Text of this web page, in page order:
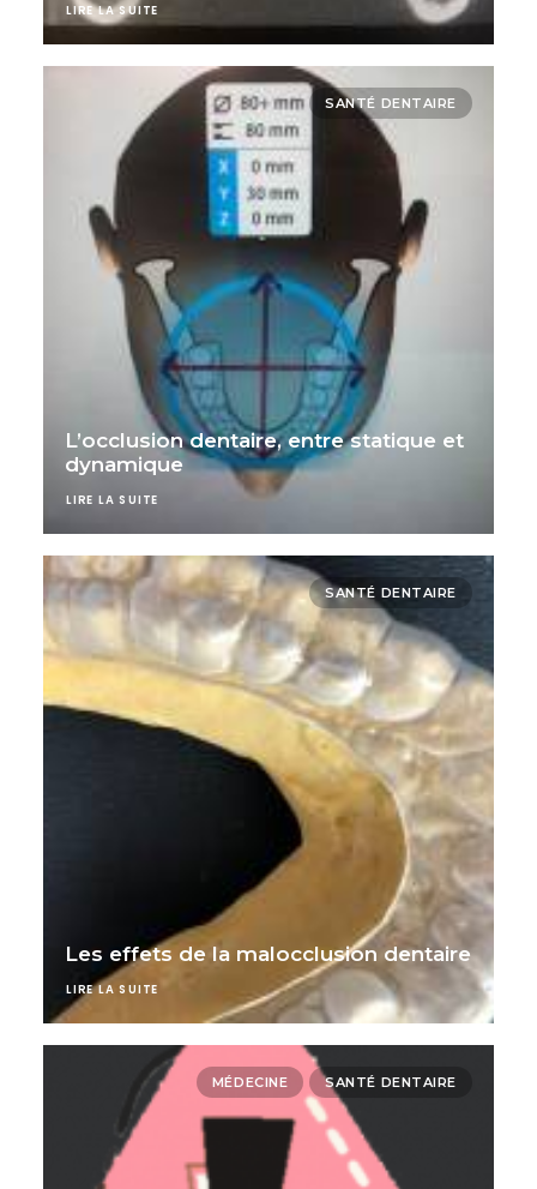
LIRE LA SUITE
SANTÉ DENTAIRE
L’occlusion dentaire, entre statique et
dynamique
LIRE LA SUITE
SANTÉ DENTAIRE
Les effets de la malocclusion dentaire
LIRE LA SUITE
MÉDECINE SANTÉ DENTAIRE